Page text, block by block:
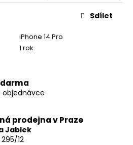
iPhone 14 Pro
1 rok
Sdílet
objednávce
prodejna v Praze
Jablek
12